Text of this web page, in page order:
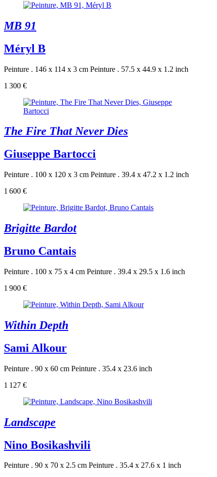
MB 91
Méryl B
Peinture . 146 x 114 x 3 cm Peinture . 57.5 x 44.9 x 1.2 inch
1 300 €
The Fire That Never Dies
Giuseppe Bartocci
Peinture . 100 x 120 x 3 cm Peinture . 39.4 x 47.2 x 1.2 inch
1 600 €
Brigitte Bardot
Bruno Cantais
Peinture . 100 x 75 x 4 cm Peinture . 39.4 x 29.5 x 1.6 inch
1 900 €
Within Depth
Sami Alkour
Peinture . 90 x 60 cm Peinture . 35.4 x 23.6 inch
1 127 €
Landscape
Nino Bosikashvili
Peinture . 90 x 70 x 2.5 cm Peinture . 35.4 x 27.6 x 1 inch